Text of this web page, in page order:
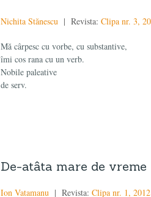
Nichita Stănescu | Revista: Clipa nr. 3,
Mă cârpesc cu vorbe, cu substantive,
îmi cos rana cu un verb.
Nobile paleative
de serv.
De-atâta mare de vreme
Ion Vatamanu | Revista: Clipa nr. 1, 2012